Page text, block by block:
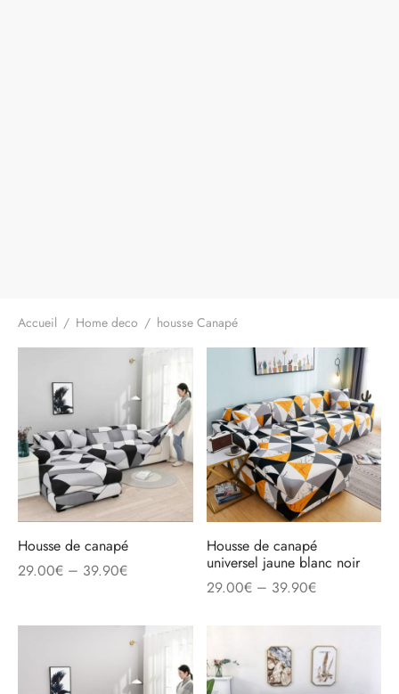
Accueil / Home deco / housse Canapé
Housse de canapé
29.00€ – 39.90€
Housse de canapé
universel jaune blanc noir
29.00€– 39.90€